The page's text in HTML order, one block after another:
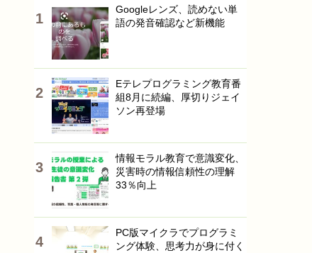
Googleレンズ、読めない単
語の発音確認など新機能
Eテレプログラミング教育番
組8月に続編、厚切りジェイ
ソン再登場
情報モラル教育で意識変化、
災害時の情報信頼性の理解
33％向上
PC版マイクラでプログラミ
ング体験、思考力が身に付く